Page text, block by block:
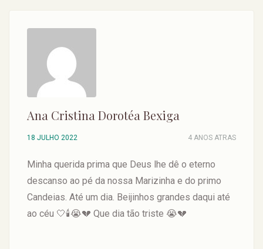
Ana Cristina Dorotéa Bexiga
18 JULHO 2022 4 ANOS ATRAS
Minha querida prima que Deus lhe dê o eterno
descanso ao pé da nossa Marizinha e do primo
Candeias. Até um dia. Beijinhos grandes daqui até
ao céu 🤍🕯😭💔 Que dia tão triste 😭💔